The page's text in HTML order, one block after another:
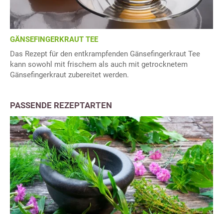
GÄNSEFINGERKRAUT TEE
Das Rezept für den entkrampfenden Gänsefingerkraut Tee
kann sowohl mit frischem als auch mit getrocknetem
Gänsefingerkraut zubereitet werden.
PASSENDE REZEPTARTEN